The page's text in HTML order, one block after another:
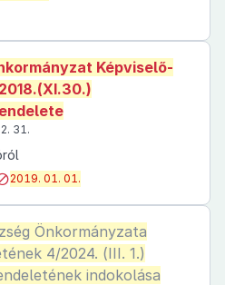
Képviselő-
31.
2019. 01. 01.
Önkormányzata
4/2024. (III. 1.)
indokolása